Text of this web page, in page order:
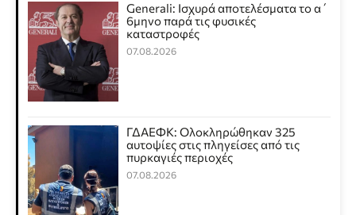
Generali: Ισχυρά αποτελέσματα το α΄
6μηνο παρά τις φυσικές
καταστροφές
07.08.2026
ΓΔΑΕΦΚ: Ολοκληρώθηκαν 325
αυτοψίες στις πληγείσες από τις
πυρκαγιές περιοχές
07.08.2026